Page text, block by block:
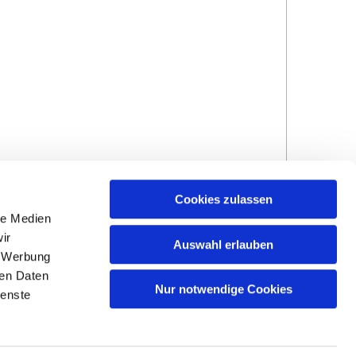
Medien
Daten
Cookies zulassen
Auswahl erlauben
Nur notwendige Cookies
Impressum und